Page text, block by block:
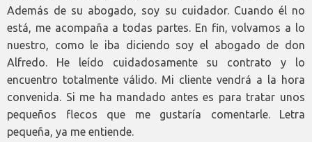
Además de su abogado, soy su cuidador. Cuando él no
está, me acompaña a todas partes. En fin, volvamos a lo
nuestro, como le iba diciendo soy el abogado de don
Alfredo. He leído cuidadosamente su contrato y lo
encuentro totalmente válido. Mi cliente vendrá a la hora
convenida. Si me ha mandado antes es para tratar unos
pequeños flecos que me gustaría comentarle. Letra
pequeña, ya me entiende.